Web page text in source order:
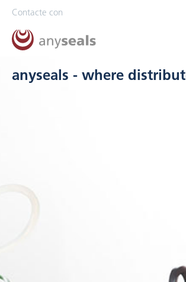
Contacte con
anyseals - where